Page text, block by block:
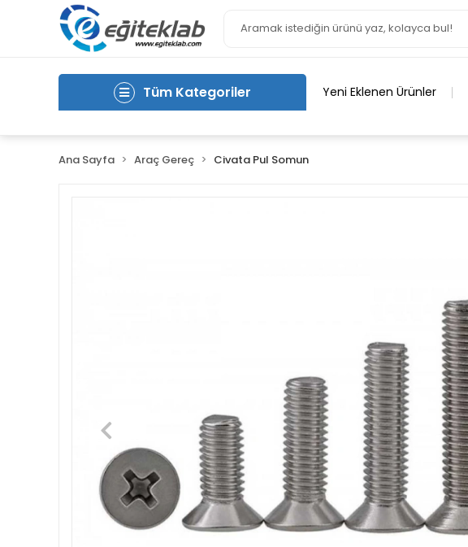
Tüm Kategoriler Yeni Eklenen Ürünler
Ana Sayfa Araç Gereç Civata Pul Somun